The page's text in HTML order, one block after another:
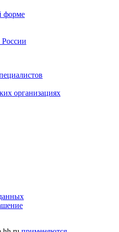
форме
России
организациях